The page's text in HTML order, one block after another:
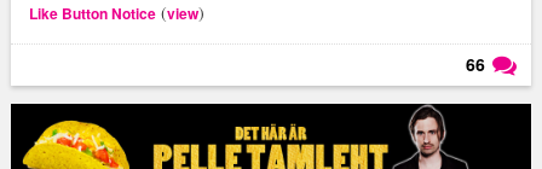
Like Button Notice(view)
66
Läs kommentarer (66)